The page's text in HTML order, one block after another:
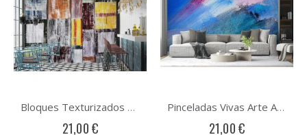
Bloques Texturizados Arte Abstracto
21,00 €
Pinceladas Vivas Arte Abstracto
21,00 €